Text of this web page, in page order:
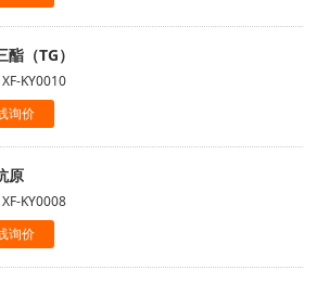
酯（TG）
KY0010
询价
原
KY0008
询价